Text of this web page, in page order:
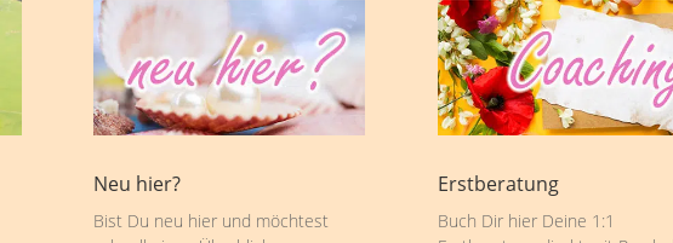
Neu hier?
Bist Du neu hier und möchtest
Erstberatung
Buch Dir hier Deine 1:1